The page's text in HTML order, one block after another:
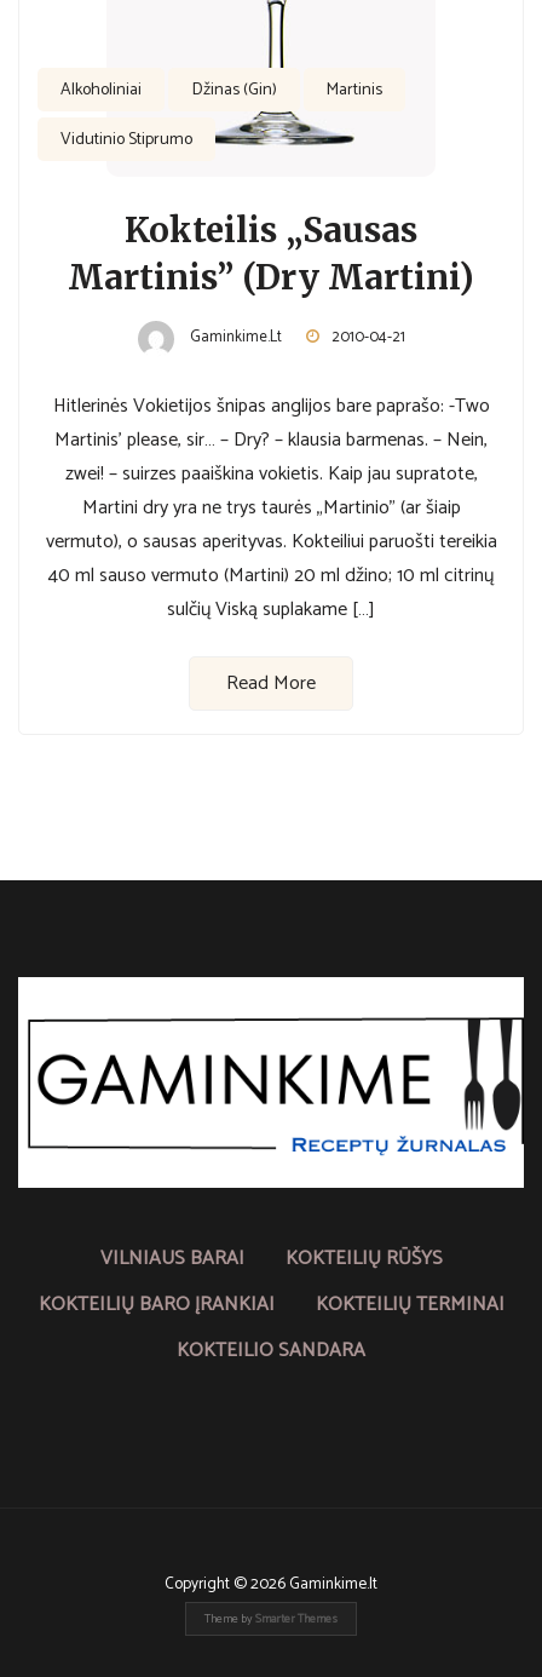
Alkoholiniai Džinas (Gin)
Martinis
Vidutinio Stiprumo
Kokteilis „Sausas
Martinis” (Dry Martini)
Gaminkime.lt 2010-04-21
Hitlerinės Vokietijos šnipas anglijos bare paprašo: -Two
Martinis’ please, sir… – Dry? – klausia barmenas. – Nein,
zwei! – suirzes paaiškina vokietis. Kaip jau supratote,
Martini dry yra ne trys taurės „Martinio” (ar šiaip
vermuto), o sausas aperityvas. Kokteiliui paruošti tereikia
40 ml sauso vermuto (Martini) 20 ml džino; 10 ml citrinų
sulčių Viską suplakame […]
Read More
VILNIAUS BARAI
KOKTEILIŲ RŪŠYS
KOKTEILIŲ BARO ĮRANKIAI
KOKTEILIŲ TERMINAI
KOKTEILIO SANDARA
Copyright © 2026 Gaminkime.lt
Theme bySmarter Themes